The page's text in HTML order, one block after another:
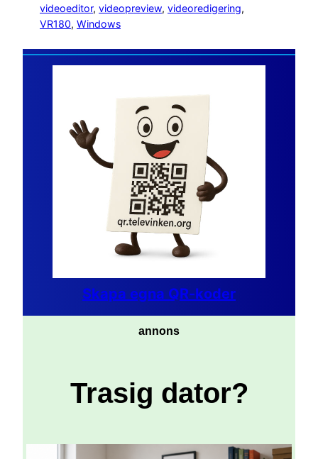
videoeditor, videopreview, videoredigering
VR180, Windows
Skapa egna QR-koder
annons
Trasig dator?